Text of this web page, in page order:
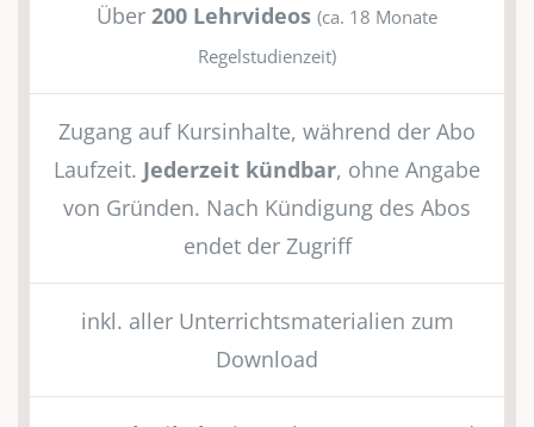
Über 200 Lehrvideos (ca. 18 Monate
Regelstudienzeit)
Zugang auf Kursinhalte, während der Abo
Laufzeit. Jederzeit kündbar, ohne Angabe
von Gründen. Nach Kündigung des Abos
endet der Zugriff
inkl. aller Unterrichtsmaterialien zum
Download